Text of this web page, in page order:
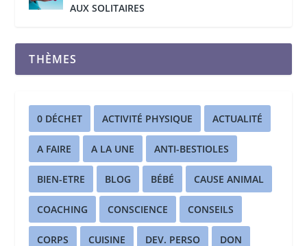
AUX SOLITAIRES
THÈMES
0 DÉCHET ACTIVITÉ PHYSIQUE ACTUALITÉ
A FAIRE A LA UNE ANTI-BESTIOLES
BIEN-ETRE BLOG BÉBÉ CAUSE ANIMAL
COACHING CONSCIENCE CONSEILS
CORPS CUISINE DEV. PERSO DON